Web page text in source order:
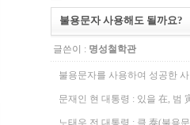
불용문자 사용해도 될까요?
글쓴이 : 명성철학관
불용문자를 사용하여 성공한
문재인 현 대통령 : 있을 在, 범
노태우 전 대통령 : 클 泰(불용